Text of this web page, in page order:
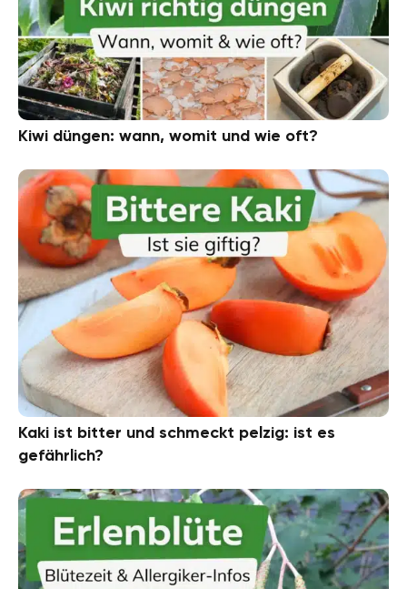
Kiwi düngen: wann, womit und wie oft?
Kaki ist bitter und schmeckt pelzig: ist es
gefährlich?